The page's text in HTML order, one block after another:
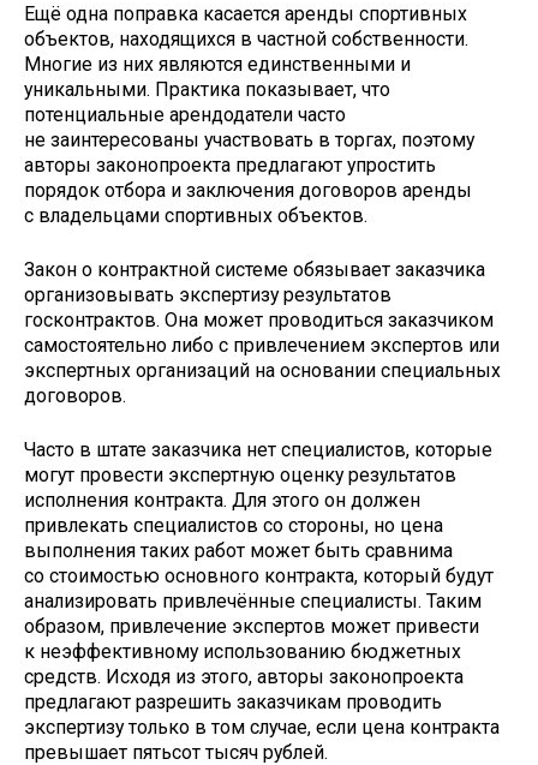
Ещё одна поправка касается аренды спортивных
объектов, находящихся в частной собственности.
Многие из них являются единственными и
уникальными. Практика показывает, что
потенциальные арендодатели часто
не заинтересованы участвовать в торгах, поэтому
авторы законопроекта предлагают упростить
порядок отбора и заключения договоров аренды
с владельцами спортивных объектов.
Закон о контрактной системе обязывает заказчика
организовывать экспертизу результатов
госконтрактов. Она может проводиться заказчиком
самостоятельно либо с привлечением экспертов или
экспертных организаций на основании специальных
договоров.
Часто в штате заказчика нет специалистов, которые
могут провести экспертную оценку результатов
исполнения контракта. Для этого он должен
привлекать специалистов со стороны, но цена
выполнения таких работ может быть сравнима
со стоимостью основного контракта, который будут
анализировать привлечённые специалисты. Таким
образом, привлечение экспертов может привести
к неэффективному использованию бюджетных
средств. Исходя из этого, авторы законопроекта
предлагают разрешить заказчикам проводить
экспертизу только в том случае, если цена контракта
превышает пятьсот тысяч рублей.